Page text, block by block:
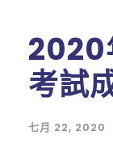
2020
考試
七月 22, 2020